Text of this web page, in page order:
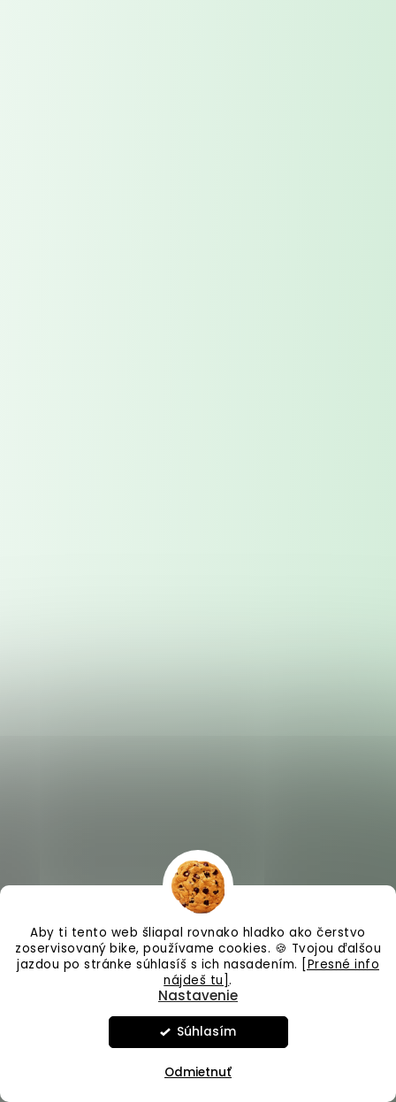
Aby ti tento web šliapal rovnako hladko ako čerstvo
zoservisovaný bike, používame cookies. 🍪 Tvojou ďalšou
jazdou po stránke súhlasíš s ich nasadením. [Presné info
nájdeš tu].
Nastavenie
Odmietnuť
Súhlasím